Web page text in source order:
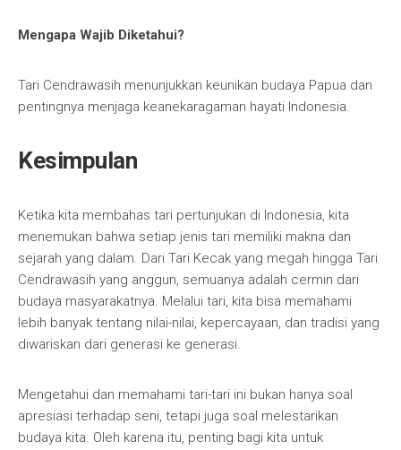
Mengapa Wajib Diketahui?
Tari Cendrawasih menunjukkan keunikan budaya Papua dan
pentingnya menjaga keanekaragaman hayati Indonesia.
Kesimpulan
Ketika kita membahas tari pertunjukan di Indonesia, kita
menemukan bahwa setiap jenis tari memiliki makna dan
sejarah yang dalam. Dari Tari Kecak yang megah hingga Tari
Cendrawasih yang anggun, semuanya adalah cermin dari
budaya masyarakatnya. Melalui tari, kita bisa memahami
lebih banyak tentang nilai-nilai, kepercayaan, dan tradisi yang
diwariskan dari generasi ke generasi.
Mengetahui dan memahami tari-tari ini bukan hanya soal
apresiasi terhadap seni, tetapi juga soal melestarikan
budaya kita. Oleh karena itu, penting bagi kita untuk